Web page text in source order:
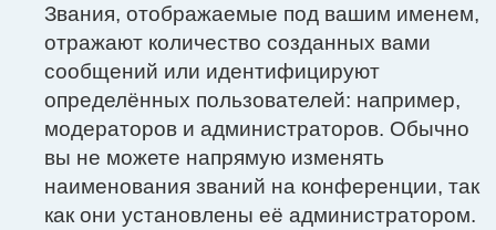
Звания, отображаемые под вашим именем,
отражают количество созданных вами
сообщений или идентифицируют
определённых пользователей: например,
модераторов и администраторов. Обычно
вы не можете напрямую изменять
наименования званий на конференции, так
как они установлены её администратором.